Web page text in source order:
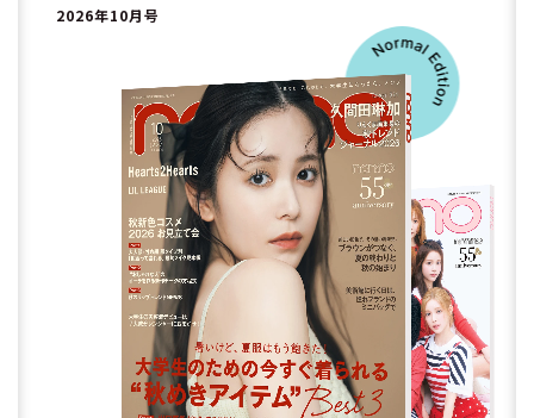
2026年10月号